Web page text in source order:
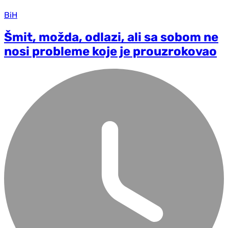
BiH
Šmit, možda, odlazi, ali sa sobom ne
nosi probleme koje je prouzrokovao